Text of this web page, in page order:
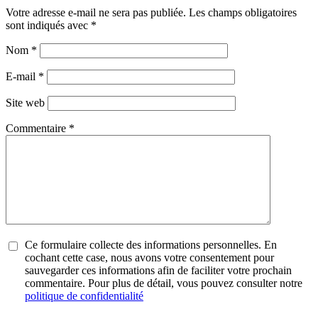
Votre adresse e-mail ne sera pas publiée. Les champs obligatoires
sont indiqués avec *
Nom *
E-mail *
Site web
Commentaire *
Ce formulaire collecte des informations personnelles. En
cochant cette case, nous avons votre consentement pour
sauvegarder ces informations afin de faciliter votre prochain
commentaire. Pour plus de détail, vous pouvez consulter notre
politique de confidentialité